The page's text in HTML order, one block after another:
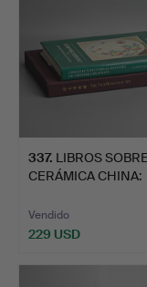
337. LIBROS SOBRE
CERÁMICA CHINA:
Vendido
229 USD